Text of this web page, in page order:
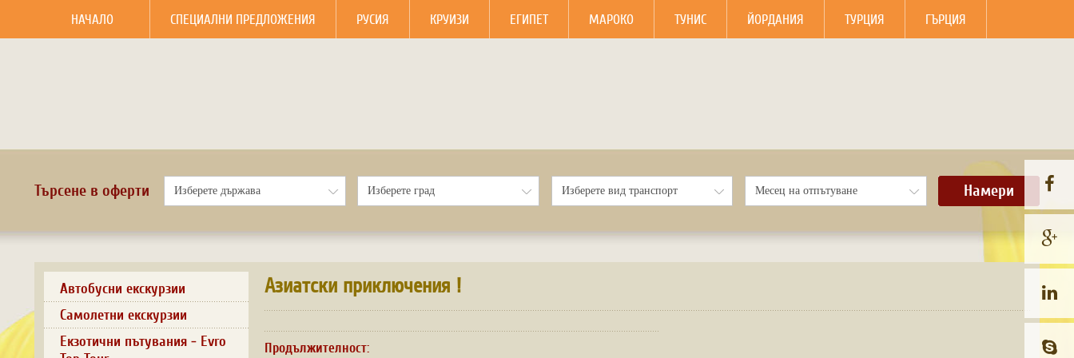
НАЧАЛО СПЕЦИАЛНИ ПРЕДЛОЖЕНИЯ РУСИЯ КРУИЗИ ЕГИПЕТ МАРОКО ТУНИС ЙОРДАНИЯ ТУРЦИЯ ГЪРЦИЯ
Търсене в оферти Намери
Автобусни екскурзии
Самолетни екскурзии
Екзотични пътувания - Evro
Азиатски приключения !
Продължителност: